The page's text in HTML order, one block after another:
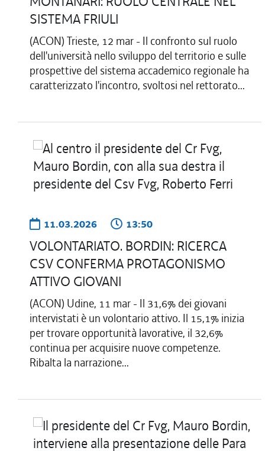
SISTEMA FRIULI
(ACON) Trieste, 12 mar - Il confronto sul ruolo
dell'università nello sviluppo del territorio e sulle
prospettive del sistema accademico regionale ha
caratterizzato l'incontro, svoltosi nel rettorato...
11.03.2026 13:50
VOLONTARIATO. BORDIN: RICERCA
CSV CONFERMA PROTAGONISMO
ATTIVO GIOVANI
(ACON) Udine, 11 mar - Il 31,6% dei giovani
intervistati è un volontario attivo. Il 15,1% inizia
per trovare opportunità lavorative, il 32,6%
continua per acquisire nuove competenze.
Ribalta la narrazione...